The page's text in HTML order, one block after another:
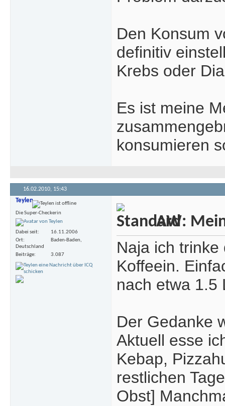
Den Konsum
definitiv
Krebs oder
Es ist meine
konsumieren
16.02.2010, 15:43
Teylen
Die Super-Checkerin
Dabei seit
16.11.2006
Ort
Baden-Baden,
Deutschland
Beiträge
3.087
AW:
Naja ich
Koffeein.
nach etwa 1.5
Der Gedanke
Aktuell esse
Kebap,
restlichen
Obst]